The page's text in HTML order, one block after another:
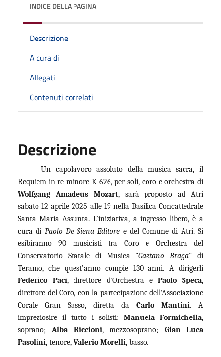
INDICE DELLA PAGINA
Descrizione
A cura di
Allegati
Contenuti correlati
Descrizione
Un capolavoro assoluto della musica sacra, il
Requiem in re minore K 626, per soli, coro e orchestra di
Wolfgang Amadeus Mozart, sarà proposto ad Atri
sabato 12 aprile 2025 alle 19 nella Basilica Concattedrale
Santa Maria Assunta. L’iniziativa, a ingresso libero, è a
cura di Paolo De Siena Editore e del Comune di Atri. Si
esibiranno 90 musicisti tra Coro e Orchestra del
Conservatorio Statale di Musica "Gaetano Braga" di
Teramo, che quest’anno compie 130 anni. A dirigerli
Federico Paci, direttore d’Orchestra ePaolo Speca,
direttore del Coro, con la partecipazione dell’Associazione
Corale Gran Sasso, diretta da Carlo Mantini. A
impreziosire il tutto i solisti: Manuela Formichella,
soprano;Alba Riccioni, mezzosoprano; Gian Luca
Pasolini, tenore, Valerio Morelli, basso.